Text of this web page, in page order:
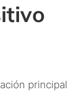
principal